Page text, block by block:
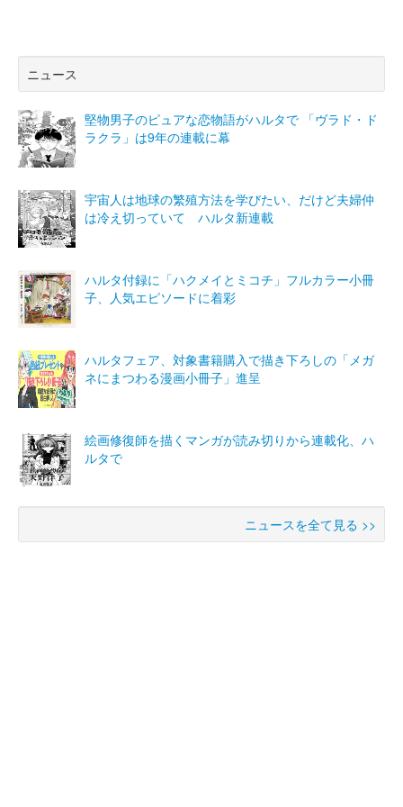
ニュース
堅物男子のピュアな恋物語がハルタで 「ヴラド・ド
ラクラ」は9年の連載に幕
宇宙人は地球の繁殖方法を学びたい、だけど夫婦仲
は冷え切っていて ハルタ新連載
ハルタ付録に「ハクメイとミコチ」フルカラー小冊
子、人気エピソードに着彩
ハルタフェア、対象書籍購入で描き下ろしの「メガ
ネにまつわる漫画小冊子」進呈
絵画修復師を描くマンガが読み切りから連載化、ハ
ルタで
ニュースを全て見る >>